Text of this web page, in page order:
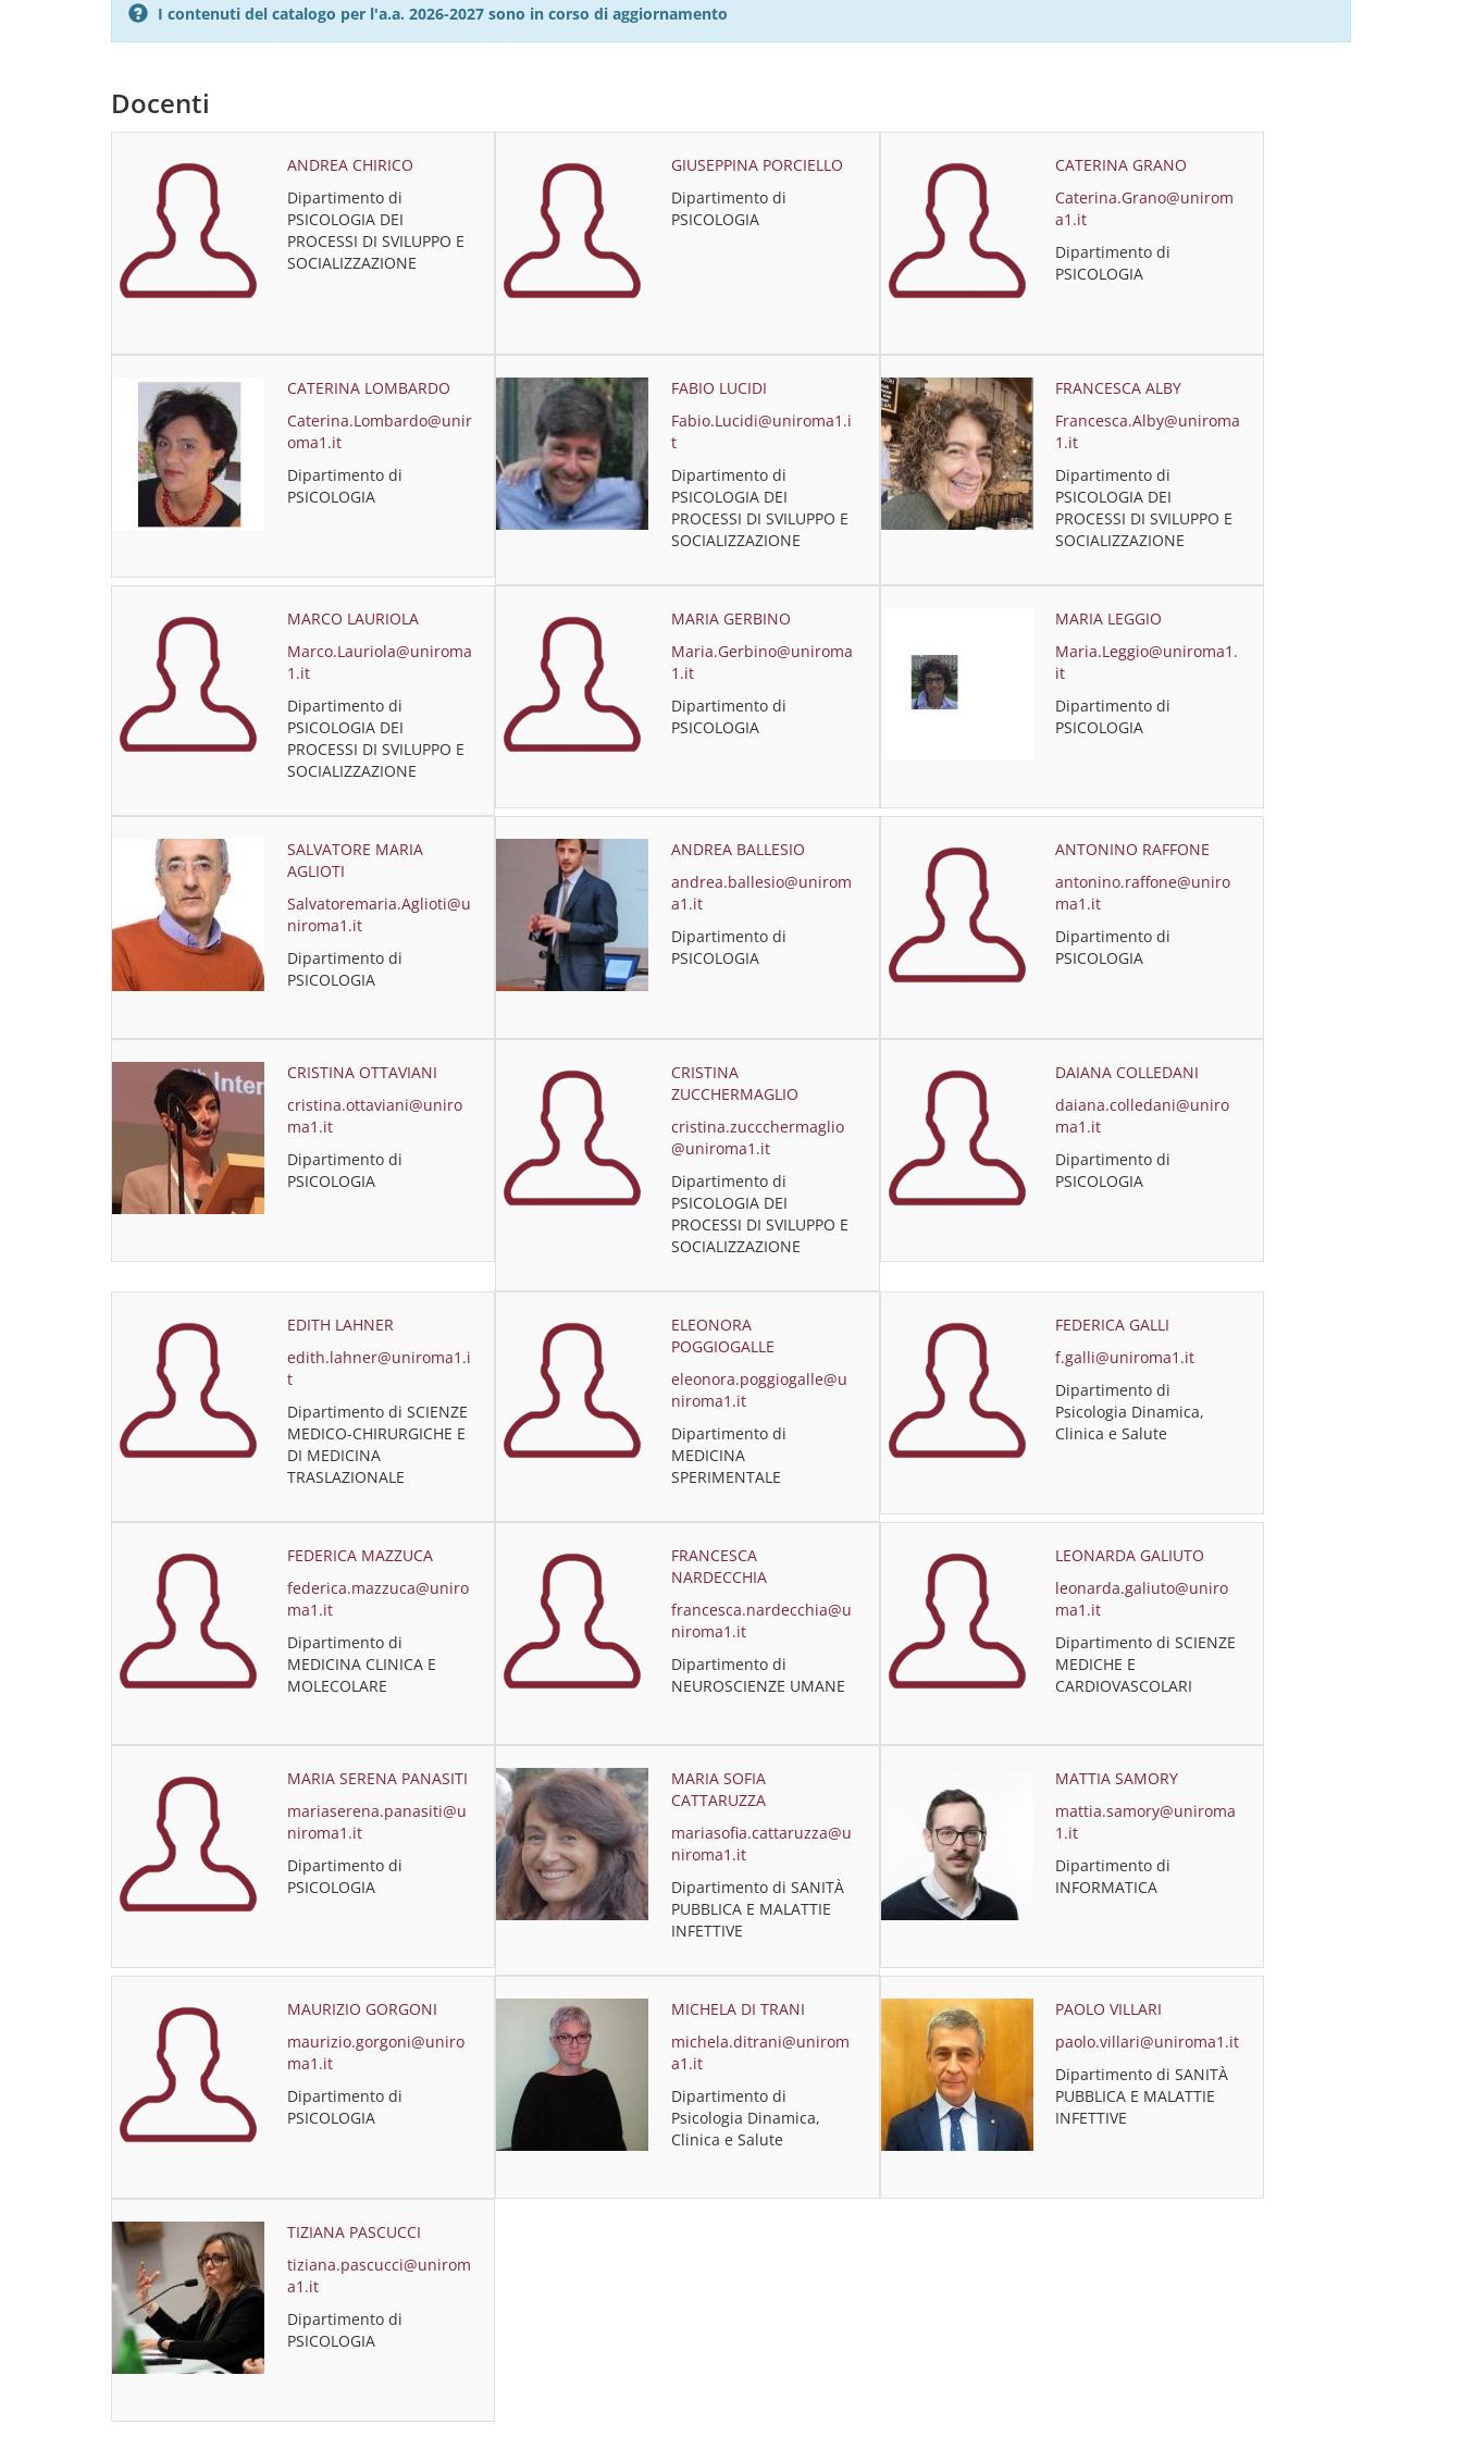
I contenuti del catalogo per l'a.a. 2026-2027 sono in corso di aggiornamento
Docenti
ANDREA CHIRICO
Dipartimento di
PSICOLOGIA DEI
PROCESSI DI SVILUPPO E
SOCIALIZZAZIONE
GIUSEPPINA PORCIELLO
Dipartimento di
PSICOLOGIA
CATERINA GRANO
Caterina.Grano@unirom
a1.it
Dipartimento di
PSICOLOGIA
CATERINA LOMBARDO
Caterina.Lombardo@unir
oma1.it
Dipartimento di
PSICOLOGIA
FABIO LUCIDI
Fabio.Lucidi@uniroma1.i
t
Dipartimento di
PSICOLOGIA DEI
PROCESSI DI SVILUPPO E
SOCIALIZZAZIONE
FRANCESCA ALBY
Francesca.Alby@uniroma
1.it
Dipartimento di
PSICOLOGIA DEI
PROCESSI DI SVILUPPO E
SOCIALIZZAZIONE
MARCO LAURIOLA
Marco.Lauriola@uniroma
1.it
Dipartimento di
PSICOLOGIA DEI
PROCESSI DI SVILUPPO E
SOCIALIZZAZIONE
MARIA GERBINO
Maria.Gerbino@uniroma
1.it
Dipartimento di
PSICOLOGIA
MARIA LEGGIO
Maria.Leggio@uniroma1.
it
Dipartimento di
PSICOLOGIA
SALVATORE MARIA
AGLIOTI
Salvatoremaria.Aglioti@u
niroma1.it
Dipartimento di
PSICOLOGIA
ANDREA BALLESIO
andrea.ballesio@unirom
a1.it
Dipartimento di
PSICOLOGIA
ANTONINO RAFFONE
antonino.raffone@uniro
ma1.it
Dipartimento di
PSICOLOGIA
CRISTINA OTTAVIANI
cristina.ottaviani@uniro
ma1.it
Dipartimento di
PSICOLOGIA
CRISTINA
ZUCCHERMAGLIO
cristina.zuccchermaglio
@uniroma1.it
Dipartimento di
PSICOLOGIA DEI
PROCESSI DI SVILUPPO E
SOCIALIZZAZIONE
DAIANA COLLEDANI
daiana.colledani@uniro
ma1.it
Dipartimento di
PSICOLOGIA
EDITH LAHNER
edith.lahner@uniroma1.i
t
Dipartimento di SCIENZE
MEDICO-CHIRURGICHE E
DI MEDICINA
TRASLAZIONALE
ELEONORA
POGGIOGALLE
eleonora.poggiogalle@u
niroma1.it
Dipartimento di
MEDICINA
SPERIMENTALE
FEDERICA GALLI
f.galli@uniroma1.it
Dipartimento di
Psicologia Dinamica,
Clinica e Salute
FEDERICA MAZZUCA
federica.mazzuca@uniro
ma1.it
Dipartimento di
MEDICINA CLINICA E
MOLECOLARE
FRANCESCA
NARDECCHIA
francesca.nardecchia@u
niroma1.it
Dipartimento di
NEUROSCIENZE UMANE
LEONARDA GALIUTO
leonarda.galiuto@uniro
ma1.it
Dipartimento di SCIENZE
MEDICHE E
CARDIOVASCOLARI
MARIA SERENA PANASITI
mariaserena.panasiti@u
niroma1.it
Dipartimento di
PSICOLOGIA
MARIA SOFIA
CATTARUZZA
mariasofia.cattaruzza@u
niroma1.it
Dipartimento di SANITÀ
PUBBLICA E MALATTIE
INFETTIVE
MATTIA SAMORY
mattia.samory@uniroma
1.it
Dipartimento di
INFORMATICA
MAURIZIO GORGONI
maurizio.gorgoni@uniro
ma1.it
Dipartimento di
PSICOLOGIA
MICHELA DI TRANI
michela.ditrani@unirom
a1.it
Dipartimento di
Psicologia Dinamica,
Clinica e Salute
PAOLO VILLARI
paolo.villari@uniroma1.it
Dipartimento di SANITÀ
PUBBLICA E MALATTIE
INFETTIVE
TIZIANA PASCUCCI
tiziana.pascucci@unirom
a1.it
Dipartimento di
PSICOLOGIA